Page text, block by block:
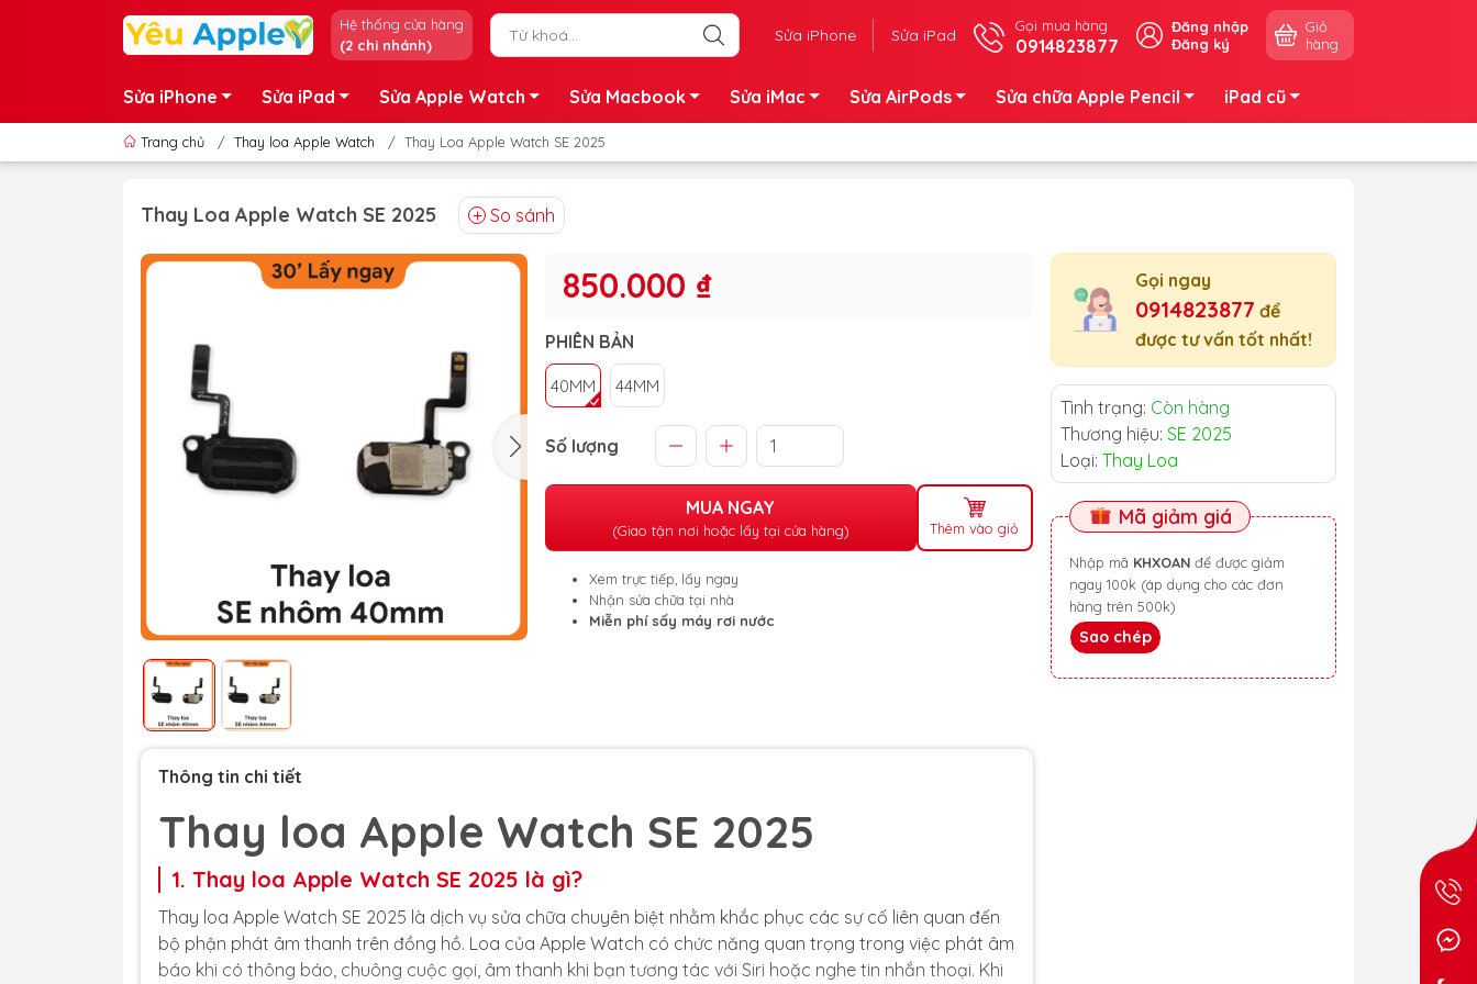
Hệ thống cửa hàng
(2 chi nhánh)
Sửa iPhone Sửa iPad Gọi mua hàng
0914823877
Đăng nhập
Đăng ký
Giỏ
hàng
Sửa iPhone Sửa iPad Sửa Apple Watch Sửa Macbook Sửa iMac Sửa AirPods Sửa chữa Apple Pencil iPad cũ
Trang chủ / Thay loa Apple Watch / Thay Loa Apple Watch SE 2025
Thay Loa Apple Watch SE 2025 So sánh
850.000 ₫
PHIÊN BẢN
40MM 44MM
Số lượng
MUA NGAY
(Giao tận nơi hoặc lấy tại cửa hàng) Thêm vào giỏ
Xem trực tiếp, lấy ngay
Nhận sửa chữa tại nhà
Miễn phí sấy máy rơi nước
Gọi ngay
0914823877 để
được tư vấn tốt nhất!
Tình trạng: Còn hàng
Thương hiệu: SE 2025
Loại: Thay Loa
Mã giảm giá
Nhập mã KHXOAN
ngay 100k (áp dụng cho các đơn
hàng trên 500k)
Sao chép
Thông tin chi tiết
Thay loa Apple Watch SE 2025
1. Thay loa Apple Watch SE 2025 là gì?
Thay loa Apple Watch SE 2025 là dịch vụ sửa chữa chuyên biệt nhằm khắc phục các sự cố liên quan đến
bộ phận phát âm thanh trên đồng hồ. Loa của Apple Watch có chức năng quan trọng trong việc phát âm
báo khi có thông báo, chuông cuộc gọi, âm thanh khi bạn tương tác với Siri hoặc nghe tin nhắn thoại. Khi